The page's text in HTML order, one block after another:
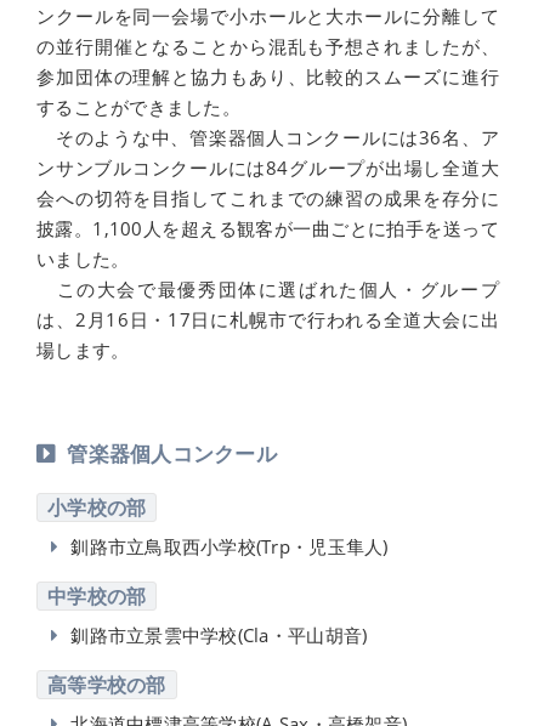
ンクールを同一会場で小ホールと大ホールに分離して
の並行開催となることから混乱も予想されましたが、
参加団体の理解と協力もあり、比較的スムーズに進行
することができました。
そのような中、管楽器個人コンクールには36名、ア
ンサンブルコンクールには84グループが出場し全道大
会への切符を目指してこれまでの練習の成果を存分に
披露。1,100人を超える観客が一曲ごとに拍手を送って
いました。
この大会で最優秀団体に選ばれた個人・グループ
は、2月16日・17日に札幌市で行われる全道大会に出
場します。
管楽器個人コンクール
小学校の部
釧路市立鳥取西小学校(Trp・児玉隼人)
中学校の部
釧路市立景雲中学校(Cla・平山胡音)
高等学校の部